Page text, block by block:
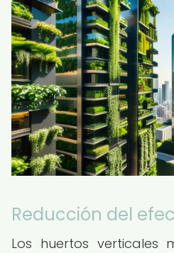
Reducción del
Los huertos verticales